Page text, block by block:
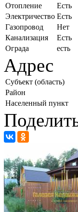
Отопление
Есть
Электричество Есть
Газопровод
Нет
Канализация
Есть
Ограда
есть
Адрес
Субъект (область)
Район
Населенный пункт